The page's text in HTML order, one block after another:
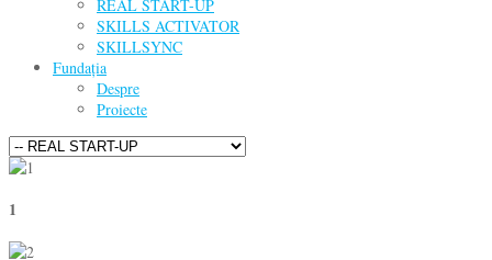
REAL START-UP
SKILLS ACTIVATOR
SKILLSYNC
Fundația
Despre
Proiecte
1